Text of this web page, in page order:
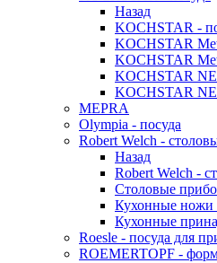
Назад
KOCHSTAR -
KOCHSTAR
KOCHSTAR
KOCHSTAR
KOCHSTAR
MEPRA
Olympia - посуда
Robert Welch -
Назад
Robert Welch -
Столовые
Кухонные ножи
Кухонные
Roesle - посуда для
ROEMERTOPF -